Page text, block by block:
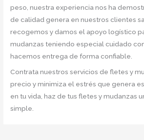
peso, nuestra experiencia nos ha
de calidad genera en nuestros clientes
recogemos y damos el apoyo logístico
mudanzas teniendo especial cuidado
hacemos entrega de forma confiable.
Contrata nuestros servicios de fletes y
precio y minimiza el estrés que genera
en tu vida, haz de tus fletes y mudanzas
simple.